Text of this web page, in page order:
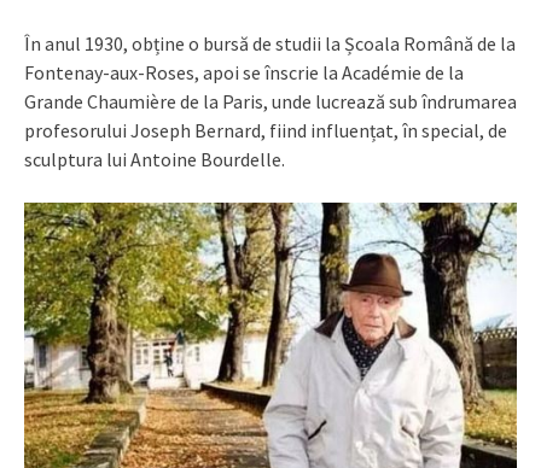
În anul 1930, obține o bursă de studii la Școala Română de la
Fontenay-aux-Roses, apoi se înscrie la Académie de la
Grande Chaumière de la Paris, unde lucrează sub îndrumarea
profesorului Joseph Bernard, fiind influențat, în special, de
sculptura lui Antoine Bourdelle.